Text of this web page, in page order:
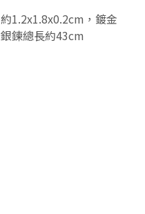
約1.2x1.8x0.2cm，鍍金
銀鍊總長約43cm